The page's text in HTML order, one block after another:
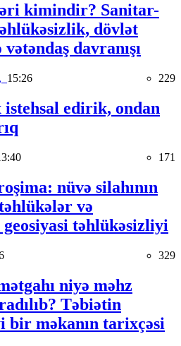
kimindir? Sanitar-
dövlət
davranışı
15:26 229
istehsal edirik, ondan
171
nüvə silahının
və
geosiyasi təhlükəsizliyi
329
niyə məhz
Təbiətin
bir məkanın tarixçəsi